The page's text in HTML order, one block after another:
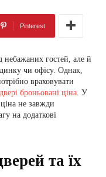
Pinterest
небажаних гостей, але й
чи офісу. Однак,
враховувати
двері броньовані ціна. У
не завжди
на додаткові
та їх